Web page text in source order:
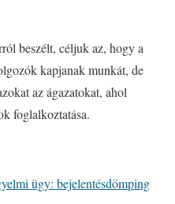
beszélt, céljuk az, hogy a
kapjanak munkát, de
az ágazatokat, ahol
foglalkoztatása.
ügy: bejelentésdömping